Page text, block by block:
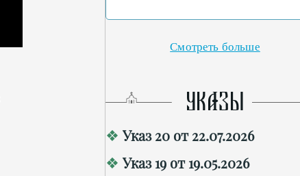
Смотреть больше
УКАЗЫ
Указ 20 от 22.07.2026
Указ 19 от 19.05.2026